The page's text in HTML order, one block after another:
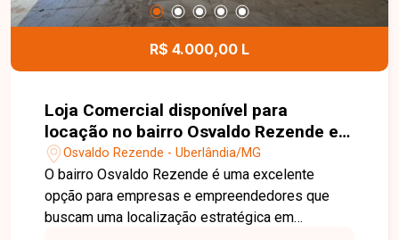
R$ 4.000,00 L
Loja Comercial disponível para
locação no bairro Osvaldo Rezende em
Uberlândia-MG
Osvaldo Rezende - Uberlândia/MG
O bairro Osvaldo Rezende é uma excelente
opção para empresas e empreendedores que
buscam uma localização estratégica em